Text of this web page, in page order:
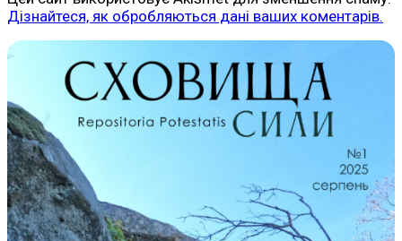
Дізнайтеся, як обробляються дані ваших коментарів.